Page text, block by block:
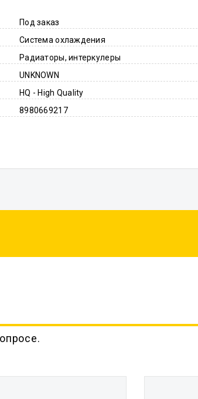
Под заказ
Система охлаждения
Радиаторы, интеркулеры
UNKNOWN
HQ - High Quality
8980669217